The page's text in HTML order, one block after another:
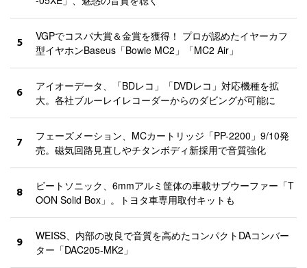
5
VGPでコスパ大賞＆金賞を獲得！ プロが認めたイヤーカフ
型イヤホンBaseus「Bowie MC2」「MC2 Air」
6
アイオーデータ、「BDレコ」「DVDレコ」対応機種を拡
大。各社ブルーレイレコーダーからのダビングが可能に
7
フェーズメーション、MCカートリッジ「PP-2200」9/10発
売。磁気回路見直しやチタンボディ新採用で音質強化
8
ビートソニック、6mmアルミ筐体の車載サブウーファー「T
OON Solid Box」。トヨタ車専用取付キットも
9
WEISS、内部の改良で音質を高めたコンパクトDAコンバー
ター「DAC205-MK2」